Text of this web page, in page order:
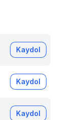
Kaydol
Kaydol
Kaydol